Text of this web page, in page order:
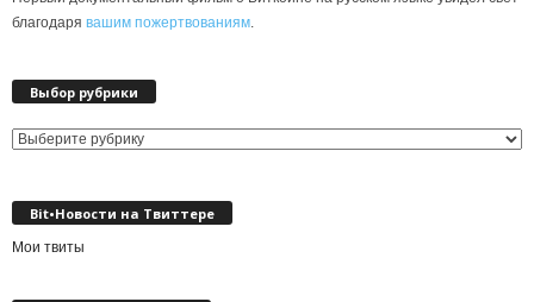
благодаря вашим пожертвованиям
Выбор рубрики
Выбор
Bit•Новости на Твиттере
Мои твиты